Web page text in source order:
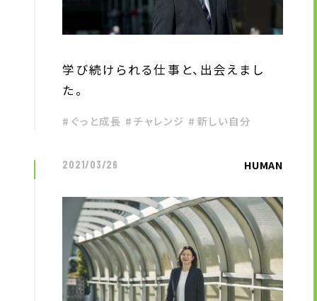
学び続けられる仕事と、出会えまし
た。
#ぐっと成長 #チャレンジ #新しい自分
HUMAN
2021/03/26